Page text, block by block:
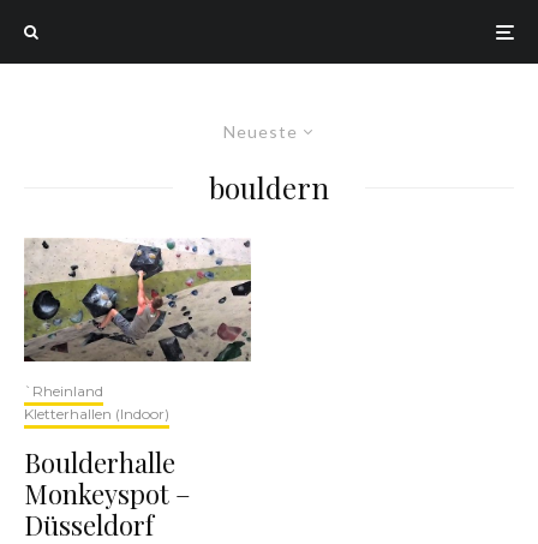
Neueste
bouldern
`Rheinland
Kletterhallen (Indoor)
Boulderhalle
Monkeyspot –
Düsseldorf